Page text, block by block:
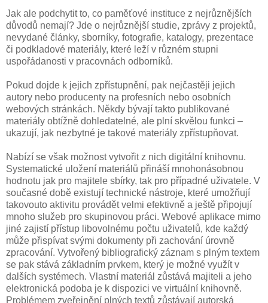
Jak ale podchytit to, co paměťové instituce z nejrůznějších
důvodů nemají? Jde o nejrůznější studie, zprávy z projektů,
nevydané články, sborníky, fotografie, katalogy, prezentace
či podkladové materiály, které leží v různém stupni
uspořádanosti v pracovnách odborníků.
Pokud dojde k jejich zpřístupnění, pak nejčastěji jejich
autory nebo producenty na profesních nebo osobních
webových stránkách. Někdy bývají takto publikované
materiály obtížně dohledatelné, ale plní skvělou funkci –
ukazují, jak nezbytné je takové materiály zpřístupňovat.
Nabízí se však možnost vytvořit z nich digitální knihovnu.
Systematické uložení materiálů přináší mnohonásobnou
hodnotu jak pro majitele sbírky, tak pro případné uživatele. V
současné době existují technické nástroje, které umožňují
takovouto aktivitu provádět velmi efektivně a ještě připojují
mnoho služeb pro skupinovou práci. Webové aplikace mimo
jiné zajistí přístup libovolnému počtu uživatelů, kde každý
může přispívat svými dokumenty při zachování úrovně
zpracování. Vytvořený bibliografický záznam s plným textem
se pak stává základním prvkem, který je možné využít v
dalších systémech. Vlastní materiál zůstává majiteli a jeho
elektronická podoba je k dispozici ve virtuální knihovně.
Problémem zveřejnění plných textů zůstávají autorská